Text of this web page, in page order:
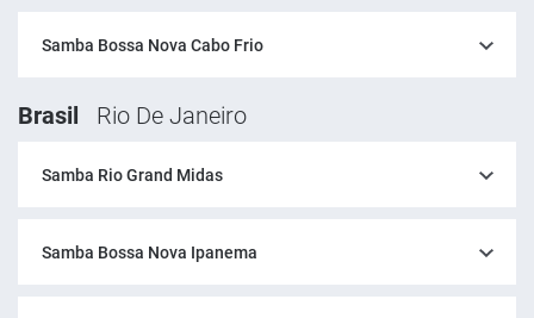
Samba Bossa Nova Cabo Frio
Brasil Rio De Janeiro
Samba Rio Grand Midas
Samba Bossa Nova Ipanema